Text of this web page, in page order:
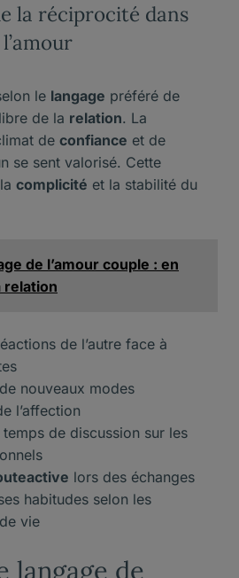
la réciprocité dans
le langage préféré de
de la relation. La
de confiance et de
se sent valorisé. Cette
complicité et la stabilité du
de l’amour couple : en
relation
de l’autre face à
nouveaux modes
l’affection
de discussion sur les
lors des échanges
habitudes selon les
vie
langage de